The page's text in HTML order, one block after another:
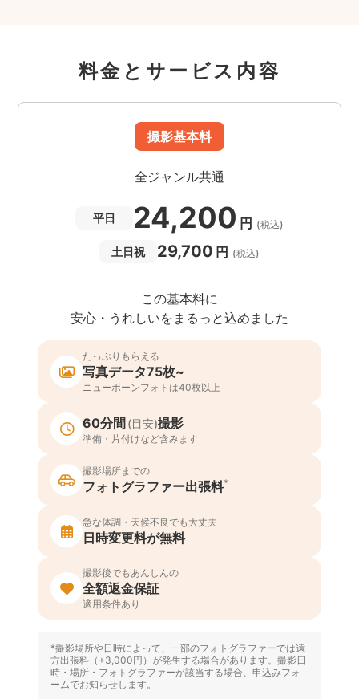
料金とサービス内容
撮影基本料
全ジャンル共通
平日 24,200 円 (税込)
土日祝 29,700 円 (税込)
この基本料に
安心・うれしいをまるっと込めました
たっぷりもらえる
写真データ75枚~
ニューボーンフォトは40枚以上
60分間(目安)撮影
準備・片付けなど含みます
撮影場所までの
フォトグラファー出張料*
急な体調・天候不良でも大丈夫
日時変更料が無料
撮影後でもあんしんの
全額返金保証
適用条件あり
*撮影場所や日時によって、一部のフォトグラファーでは遠
方出張料（+3,000円）が発生する場合があります。撮影日
時・場所・フォトグラファーが該当する場合、申込みフォ
ームでお知らせします。